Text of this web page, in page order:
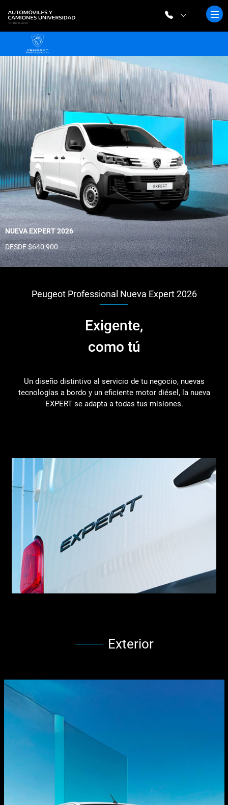
NUEVA EXPERT 2026
DESDE $640,900
Peugeot Professional Nueva Expert 2026
Exigente,
como tú
Un diseño distintivo al servicio de tu negocio, nuevas
tecnologías a bordo y un eficiente motor diésel, la nueva
EXPERT se adapta a todas tus misiones.
Exterior